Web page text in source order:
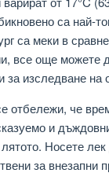
са най-
са меки в
все още можете
изследване на
отбележи, че
и
Носете
за внезапни